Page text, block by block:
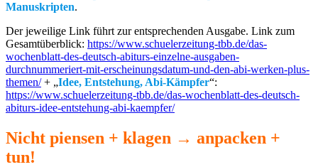
Manuskripten.
Der jeweilige Link führt zur entspre­chenden Ausgabe. Link zum
Gesamt­über­blick: https://www.schuelerzeitung-tbb.de/das-
wochenblatt-des-deutsch-abiturs-einzelne-ausgaben-
durchnummeriert-mit-erscheinungsdatum-und-den-abi-werken-plus-
themen/+ „Idee, Entstehung, Abi-Kämpfer“:
https://www.schuelerzeitung-tbb.de/das-wochenblatt-des-deutsch-
abiturs-idee-entstehung-abi-kaempfer/
Nicht piensen + klagen → anpacken +
tun!